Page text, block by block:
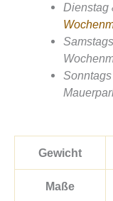
Dienstag
Gewicht
Maße